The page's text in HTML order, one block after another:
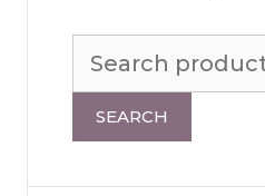
Search
for:
SEARCH